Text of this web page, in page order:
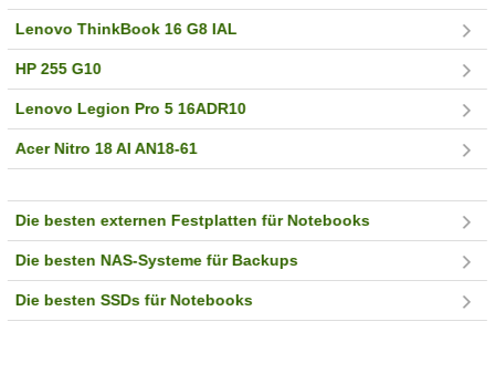
Lenovo ThinkBook 16 G8 IAL
HP 255 G10
Lenovo Legion Pro 5 16ADR10
Acer Nitro 18 AI AN18-61
Die besten externen Festplatten für Notebooks
Die besten NAS-Systeme für Backups
Die besten SSDs für Notebooks